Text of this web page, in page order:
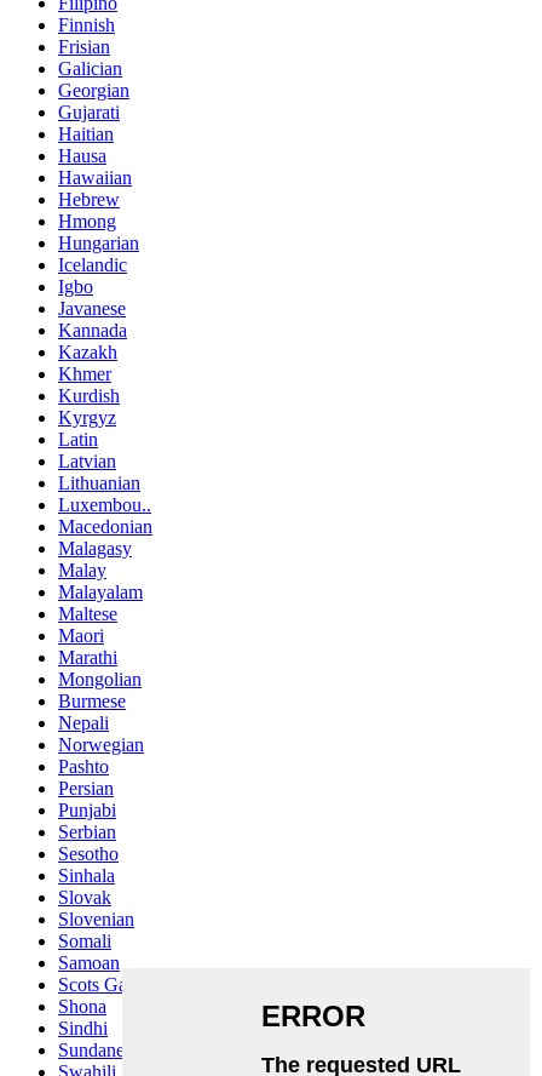
Finnish
Frisian
Galician
Georgian
Gujarati
Haitian
Hausa
Hawaiian
Hebrew
Hmong
Hungarian
Icelandic
Igbo
Javanese
Kannada
Kazakh
Khmer
Kurdish
Kyrgyz
Latin
Latvian
Lithuanian
Luxembou..
Macedonian
Malagasy
Malay
Malayalam
Maltese
Maori
Marathi
Mongolian
Burmese
Nepali
Norwegian
Pashto
Persian
Punjabi
Serbian
Sesotho
Sinhala
Slovak
Slovenian
Somali
Samoan
Scots Gaelic
Shona
Sindhi
Sundanese
Swahili